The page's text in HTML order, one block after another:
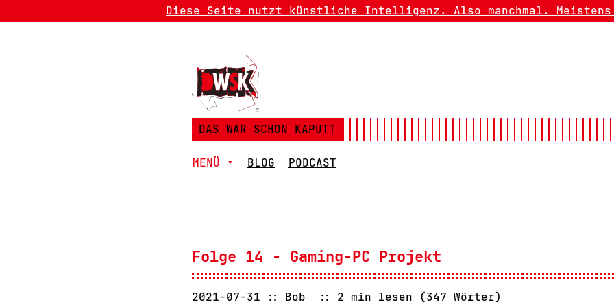
Diese Seite nutzt künstliche Intelligenz. Also manchmal. Meistens
DAS WAR SCHON KAPUTT
MENÜ ▾ BLOG PODCAST
Folge 14 - Gaming-PC Projekt
2021-07-31 Bob 2 min lesen (347 Wörter)